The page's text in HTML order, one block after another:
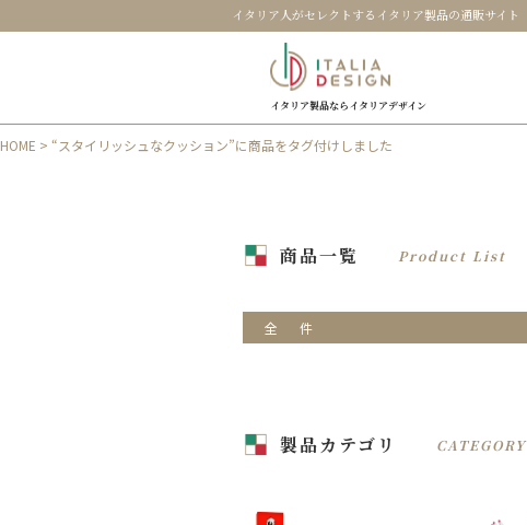
イタリア人がセレクトするイタリア製品の通販サイト
イタリア製品ならイタリアデザイン
HOME > “スタイリッシュなクッション”に商品をタグ付けしました
商品一覧 Product List
全 件
製品カテゴリ CATEGORY